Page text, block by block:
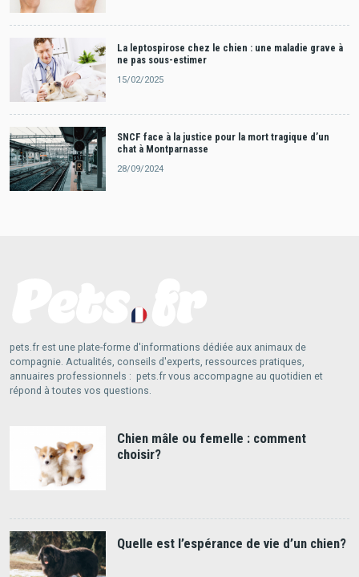
La leptospirose chez le chien : une maladie grave à
ne pas sous-estimer
15/02/2025
SNCF face à la justice pour la mort tragique d’un
chat à Montparnasse
28/09/2024
pets.fr est une plate-forme d'informations dédiée aux animaux de
compagnie. Actualités, conseils d'experts, ressources pratiques,
annuaires professionnels : pets.fr vous accompagne au quotidien et
répond à toutes vos questions.
Chien mâle ou femelle : comment
choisir?
Quelle est l’espérance de vie d’un chien?